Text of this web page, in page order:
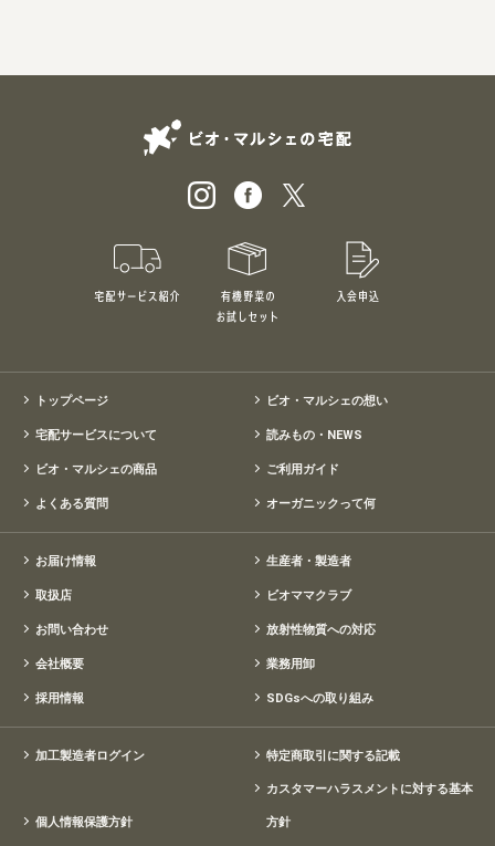
宅配サービス紹介 有機野菜のお試しセット
トップページ ビオ・マルシェの想い
宅配サービスについて 読みもの・NEWS
ビオ・マルシェの商品 ご利用ガイド
よくある質問 オーガニックって何
お届け情報 生産者・製造者
取扱店 ビオママクラブ
お問い合わせ 放射性物質への対応
会社概要 業務用卸
採用情報 SDGsへの取り組み
加工製造者ログイン 特定商取引に関する記載
個人情報保護方針
カスタマーハラスメントに対する基本
方針